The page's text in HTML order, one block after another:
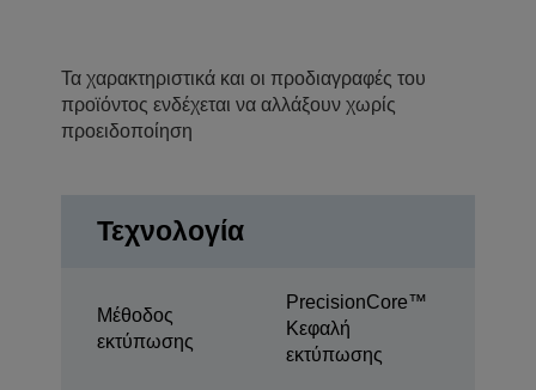
Τα χαρακτηριστικά και οι προδιαγραφές του
προϊόντος ενδέχεται να αλλάξουν χωρίς
προειδοποίηση
Τεχνολογία
Μέθοδος
εκτύπωσης
PrecisionCore™
Κεφαλή
εκτύπωσης